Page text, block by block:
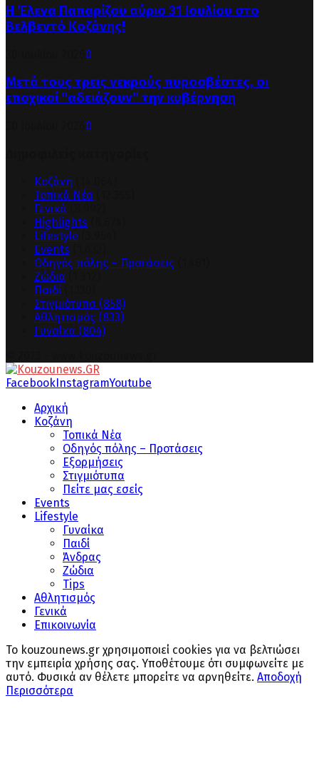
Η Έλενα Παπαρίζου αύριο 31 Ιουλίου στο
Βελβεντό Κοζάνης!
0
Μετά τους τρεις νεκρούς πυροσβέστες, οι
εποχικοί “αδειάζουν” την κυβέρνηση
0
Κοζάνη
Τοπικά Νέα
Γενικά
Highlights
Lifestyle
Events
Οδηγός πόλης – Προτάσεις
Ζώδια
Παιδί
Στιγμιότυπα (858)
Αθλητισμός (833)
Γυναίκα (804)
Facebook InstagramYoutube
Αρχική
Κοζάνη
Τοπικά Νέα
Οδηγός πόλης – Προτάσεις
Εξορμήσεις
Στιγμιότυπα
Πείτε μας εσείς
Events
Lifestyle
Γυναίκα
Παιδί
Άνδρας
Ζώδια
Tips
Αθλητισμός
Γενικά
Επικοινωνία
Το kouzounews.gr χρησιμοποιεί cookies για να βελτιώσει
την εμπειρία χρήσης σας. Υποθέτουμε ότι συμφωνείτε με
αυτό. Φυσικά αν θέλετε μπορείτε να αρνηθείτε. Αποδοχή
Περισσότερα